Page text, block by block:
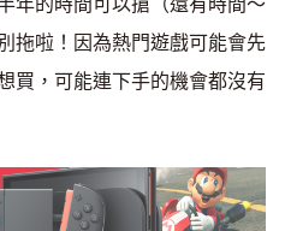
拖啦！因為熱門遊戲可能會先
買，可能連下手的機會都沒有